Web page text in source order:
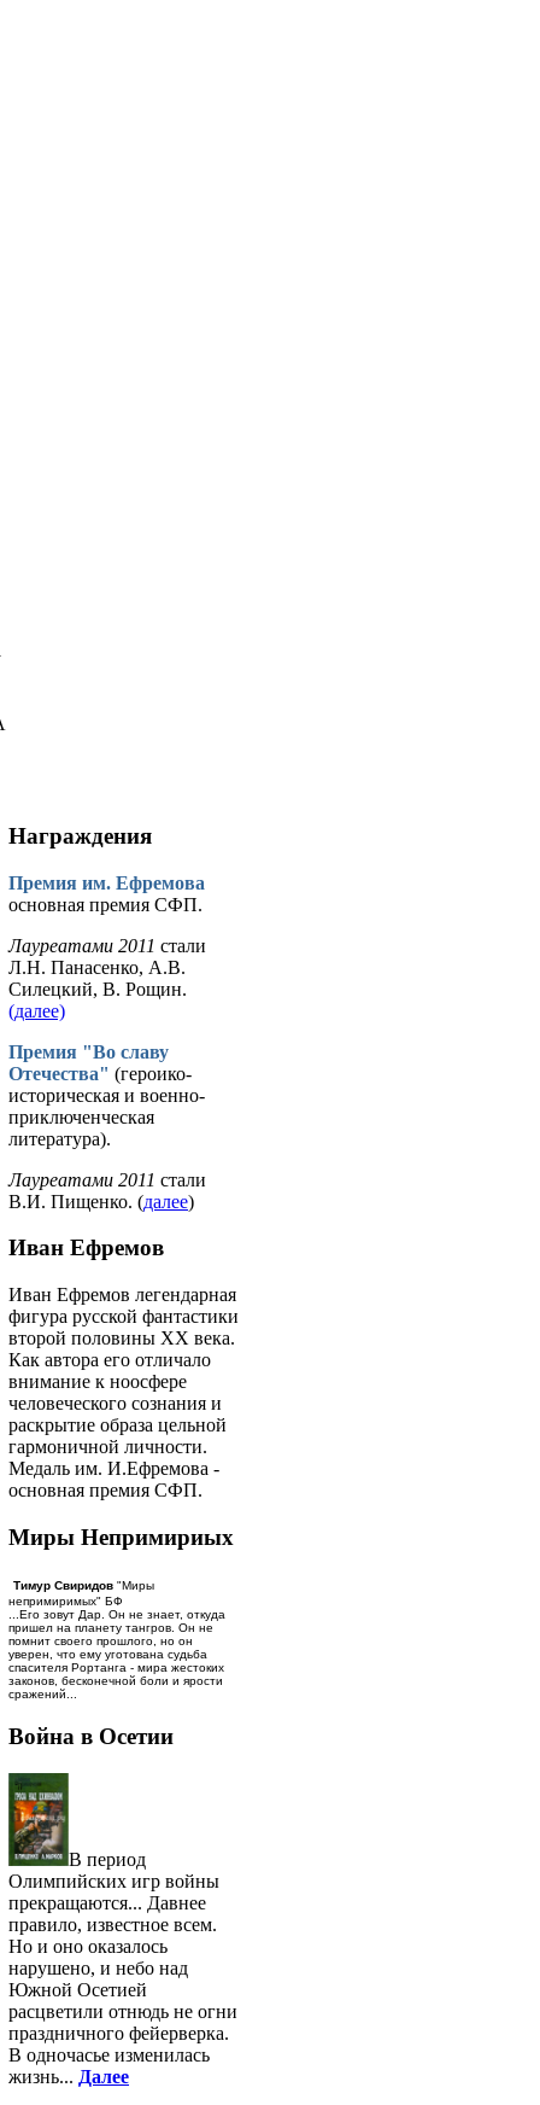
Награждения
Премия им. Ефремова
основная премия СФП.
Лауреатами 2011 стали
Л.Н. Панасенко, А.В.
Силецкий, В. Рощин.
(далее)
Премия "Во славу
Отечества" (героико-
историческая и военно-
приключенческая
литература).
Лауреатами 2011 стали
В.И. Пищенко. (далее)
Иван Ефремов
Иван Ефремов легендарная
фигура русской фантастики
второй половины ХХ века.
Как автора его отличало
внимание к ноосфере
человеческого сознания и
раскрытие образа цельной
гармоничной личности.
Медаль им. И.Ефремова -
основная премия СФП.
Миры Непримириых
Тимур Свиридов "Миры
непримиримых" БФ
...Его зовут Дар. Он не знает, откуда
пришел на планету тангров. Он не
помнит своего прошлого, но он
уверен, что ему уготована судьба
спасителя Рортанга - мира жестоких
законов, бесконечной боли и ярости
сражений...
Война в Осетии
В период
Олимпийских игр войны
прекращаются... Давнее
правило, известное всем.
Но и оно оказалось
нарушено, и небо над
Южной Осетией
расцветили отнюдь не огни
праздничного фейерверка.
В одночасье изменилась
жизнь... Далее